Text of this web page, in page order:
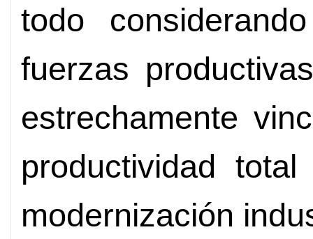
todo
fuerzas
estrechamente
productividad
modernización